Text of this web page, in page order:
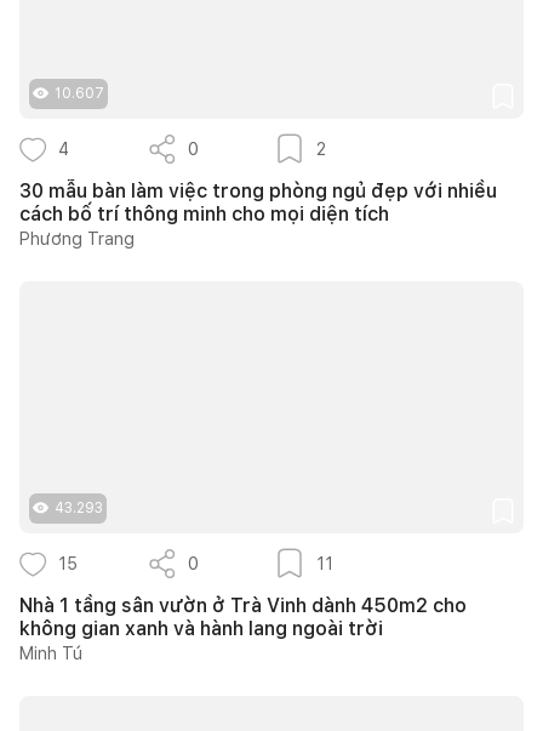
10.607
4 0 2
30 mẫu bàn làm việc trong phòng ngủ đẹp với nhiều
cách bố trí thông minh cho mọi diện tích
Phương Trang
43.293
15 0 11
Nhà 1 tầng sân vườn ở Trà Vinh dành 450m2 cho
không gian xanh và hành lang ngoài trời
Minh Tú